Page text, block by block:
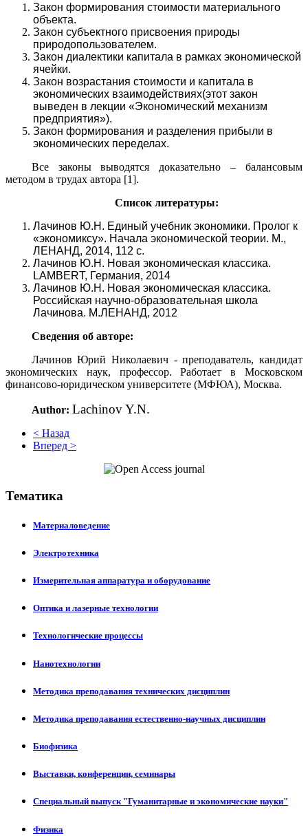
Закон формирования стоимости материального
объекта.
Закон субъектного присвоения природы
природопользователем.
Закон диалектики капитала в рамках экономической
ячейки.
Закон возрастания стоимости и капитала в
экономических взаимодействиях(этот закон
выведен в лекции «Экономический механизм
предприятия»).
Закон формирования и разделения прибыли в
экономических переделах.
Все законы выводятся доказательно – балансовым
методом в трудах автора [1].
Список литературы:
Лачинов Ю.Н. Единый учебник экономики. Пролог к
«экономиксу». Начала экономической теории. М.,
ЛЕНАНД, 2014, 112 с.
Лачинов Ю.Н. Новая экономическая классика.
LAMBERT, Германия, 2014
Лачинов Ю.Н. Новая экономическая классика.
Российская научно-образовательная школа
Лачинова. М.ЛЕНАНД, 2012
Сведения об авторе:
Лачинов Юрий Николаевич - преподаватель, кандидат
экономических наук, профессор. Работает в Московском
финансово-юридическом университете (МФЮА), Москва.
Author: Lachinov Y.N.
< Назад
Вперед >
Тематика
Материаловедение
Электротехника
Измерительная аппаратура и оборудование
Оптика и лазерные технологии
Технологические процессы
Нанотехнологии
Методика преподавания технических дисциплин
Методика преподавания естественно-научных дисциплин
Биофизика
Выставки, конференции, семинары
Специальный выпуск "Гуманитарные и экономические науки"
Физика